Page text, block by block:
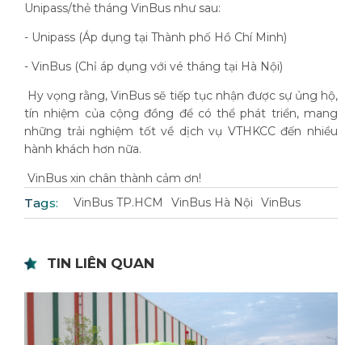
Unipass/thẻ tháng VinBus như sau:
- Unipass (Áp dụng tại Thành phố Hồ Chí Minh)
- VinBus (Chỉ áp dụng với vé tháng tại Hà Nội)
Hy vọng rằng, VinBus sẽ tiếp tục nhận được sự ủng hộ,
tín nhiệm của cộng đồng để có thể phát triển, mang
những trải nghiệm tốt về dịch vụ VTHKCC đến nhiều
hành khách hơn nữa.
VinBus xin chân thành cảm ơn!
Tags: VinBus TP.HCM VinBus Hà Nội VinBus
TIN LIÊN QUAN